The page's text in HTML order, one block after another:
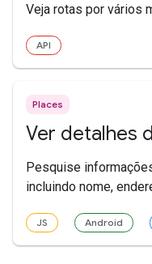
Veja rotas por vários
API
Places
Ver detalhes
Pesquise
incluindo nome,
JS Android